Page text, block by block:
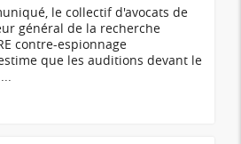
le collectif d'avocats de
général de la recherche
contre-espionnage
que les auditions devant le